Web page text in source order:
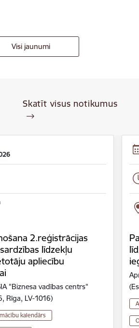
Visi jaunumi
Skatīt visus notikumus
2.reģistrācijas
līdzekļu
apliecību
"Biznesa vadības centrs"
Rīga, LV-1016)
kalendārs